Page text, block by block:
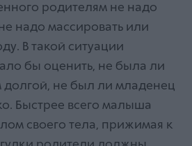
родителям не надо
надо массировать или
В такой ситуации
бы оценить, не была ли
долгой, не был ли младенец
Быстрее всего малыша
своего тела, прижимая к